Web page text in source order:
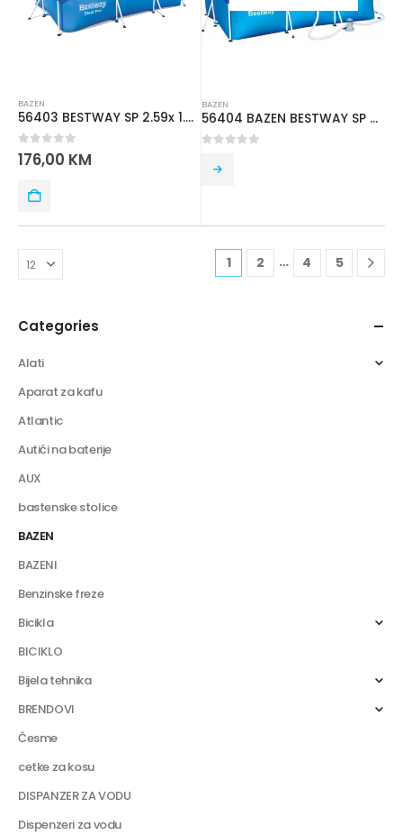
BAZEN
56403 BESTWAY SP 2.59x 1.70mx61cm
0out of 5
176,00 KM
BAZEN
56404 BAZEN BESTWAY SP 3.00mx2.01mx66cm
1 2 … 4 5
Categories
Alati
Aparat za kafu
Atlantic
Autići na baterije
AUX
bastenske stolice
BAZEN
BAZENI
Benzinske freze
Bicikla
BICIKLO
Bijela tehnika
BRENDOVI
Česme
cetke za kosu
DISPANZER ZA VODU
Dispenzeri za vodu